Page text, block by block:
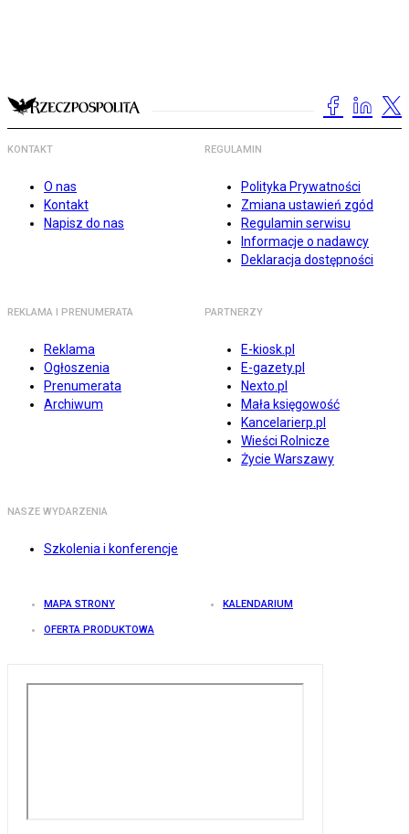
KONTAKT
O nas
Kontakt
Napisz do nas
REGULAMIN
Polityka Prywatności
Zmiana ustawień zgód
Regulamin serwisu
Informacje o nadawcy
Deklaracja dostępności
REKLAMA I PRENUMERATA
Reklama
Ogłoszenia
Prenumerata
Archiwum
PARTNERZY
E-kiosk.pl
E-gazety.pl
Nexto.pl
Mała księgowość
Kancelarierp.pl
Wieści Rolnicze
Życie Warszawy
NASZE WYDARZENIA
Szkolenia i konferencje
MAPA STRONY KALENDARIUM
OFERTA PRODUKTOWA